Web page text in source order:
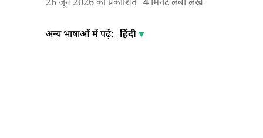
26 जून 2026 को प्रकाशित 4मिनट लंबा लेख
अन्य भाषाओं में पढ़ें: हिंदी